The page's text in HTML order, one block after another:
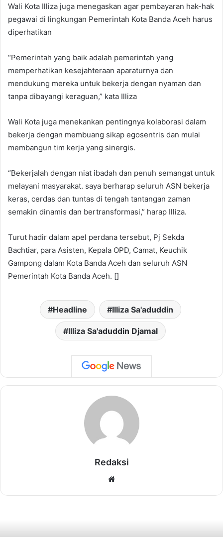
Wali Kota Illiza juga menegaskan agar pembayaran hak-hak
pegawai di lingkungan Pemerintah Kota Banda Aceh harus
diperhatikan
“Pemerintah yang baik adalah pemerintah yang
memperhatikan kesejahteraan aparaturnya dan
mendukung mereka untuk bekerja dengan nyaman dan
tanpa dibayangi keraguan,” kata Illiza
Wali Kota juga menekankan pentingnya kolaborasi dalam
bekerja dengan membuang sikap egosentris dan mulai
membangun tim kerja yang sinergis.
“Bekerjalah dengan niat ibadah dan penuh semangat untuk
melayani masyarakat. saya berharap seluruh ASN bekerja
keras, cerdas dan tuntas di tengah tantangan zaman
semakin dinamis dan bertransformasi,” harap Illiza.
Turut hadir dalam apel perdana tersebut, Pj Sekda
Bachtiar, para Asisten, Kepala OPD, Camat, Keuchik
Gampong dalam Kota Banda Aceh dan seluruh ASN
Pemerintah Kota Banda Aceh. []
Headline Illiza Sa'aduddin
Illiza Sa'aduddin Djamal
Redaksi